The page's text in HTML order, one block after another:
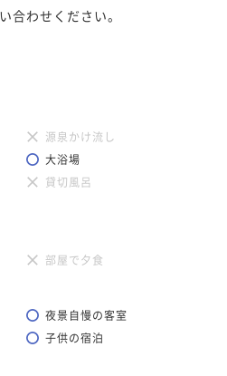
合わせください。
源泉かけ流し
大浴場
貸切風呂
部屋で夕食
夜景自慢の客室
子供の宿泊